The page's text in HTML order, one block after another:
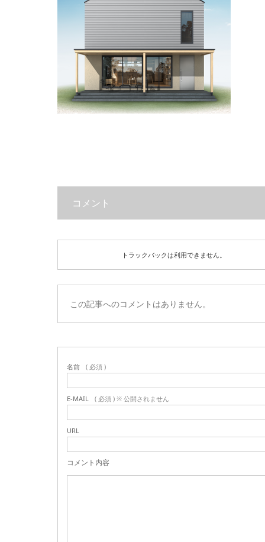
コメント
トラックバックは利用できません。
この記事へのコメントはありません。
名前 ( 必須 )
E-MAIL ( 必須 ) ※ 公開されません
URL
コメント内容